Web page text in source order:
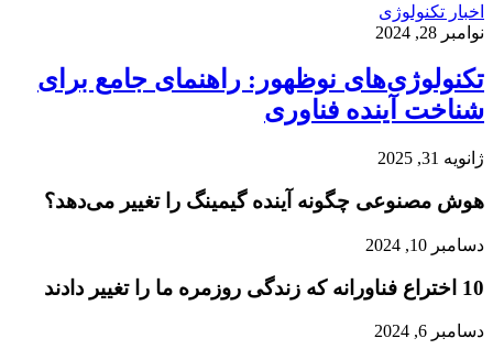
اخبار تکنولوژی
نوامبر 28, 2024
تکنولوژی‌های نوظهور: راهنمای جامع برای
شناخت آینده فناوری
ژانویه 31, 2025
هوش مصنوعی چگونه آینده گیمینگ را تغییر می‌دهد؟
دسامبر 10, 2024
10 اختراع فناورانه که زندگی روزمره ما را تغییر دادند
دسامبر 6, 2024